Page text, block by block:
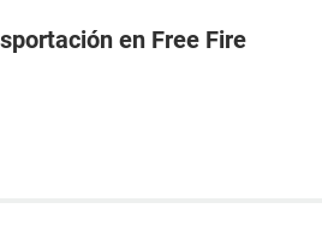
en Free Fire